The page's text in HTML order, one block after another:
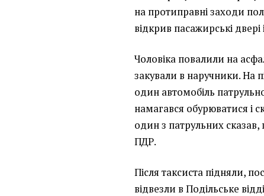
на протиправні заходи
відкрив пасажирські
Чоловіка повалили на
закували в наручники. На
один автомобіль
намагався обурюватися і
один з патрульних
ПДР.
Після таксиста підняли,
відвезли в Подільське